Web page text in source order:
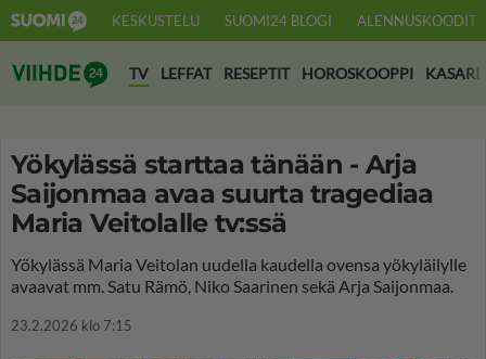
KESKUSTELU SUOMI24 BLOGI ALENNUSKOODIT
Suomi24 Viihde
TV LEFFAT RESEPTIT HOROSKOOPPI KASARI
Yökylässä starttaa tänään - Arja
Saijonmaa avaa suurta tragediaa
Maria Veitolalle tv:ssä
Yökylässä Maria Veitolan uudella kaudella ovensa yökyläilylle
avaavat mm. Satu Rämö, Niko Saarinen sekä Arja Saijonmaa.
23.2.2026 klo 7:15